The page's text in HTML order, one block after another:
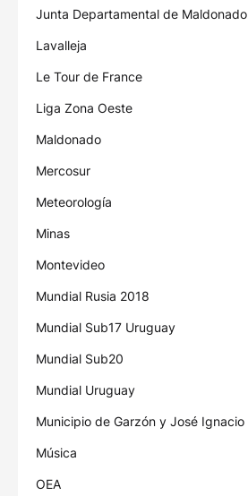
Junta Departamental de Maldonado
Lavalleja
Le Tour de France
Liga Zona Oeste
Maldonado
Mercosur
Meteorología
Minas
Montevideo
Mundial Rusia 2018
Mundial Sub17 Uruguay
Mundial Sub20
Mundial Uruguay
Municipio de Garzón y José Ignacio
Música
OEA